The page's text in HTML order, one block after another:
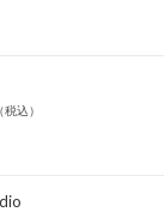
（税込）